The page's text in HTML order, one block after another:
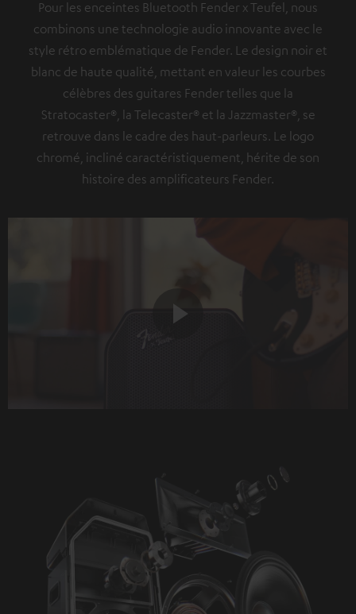
Pour les enceintes Bluetooth Fender x Teufel, nous
combinons une technologie audio innovante avec le
style rétro emblématique de Fender. Le design noir et
blanc de haute qualité, mettant en valeur les courbes
célèbres des guitares Fender telles que la
Stratocaster®, la Telecaster® et la Jazzmaster®, se
retrouve dans le cadre des haut-parleurs. Le logo
chromé, incliné caractéristiquement, hérite de son
histoire des amplificateurs Fender.